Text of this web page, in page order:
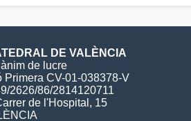
DE VALÈNCIA
de lucre
Primera CV-01-038378-V
2626/86/2814120711
de l'Hospital, 15